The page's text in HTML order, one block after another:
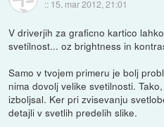
:: 15. mar 2012, 21:01
V driverjih za graficno kartico
svetilnost... oz brightness in
Samo v tvojem primeru je bolj
nima dovolj velike svetilnosti.
izboljsal. Ker pri zvisevanju
detajli v svetlih predelih slike.